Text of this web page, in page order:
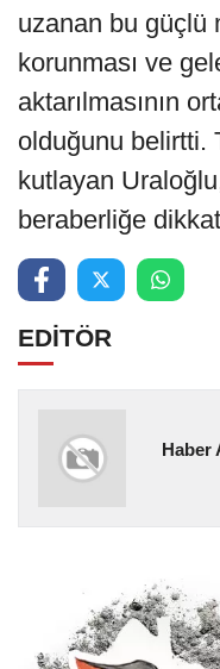
uzanan bu güçlü
korunması ve
aktarılmasının
olduğunu belirtti.
kutlayan
beraberliğe
EDİTÖR
Haber